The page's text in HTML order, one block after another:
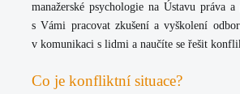
manažerské psychologie na Ústavu práva
s Vámi pracovat zkušení a vyškolení
v komunikaci s lidmi a naučíte se řešit
Co je konfliktní situace?